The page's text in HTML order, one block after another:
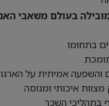
בתחומו
אמיתית על
איכותי ומנוסה
בתהליכי השכר